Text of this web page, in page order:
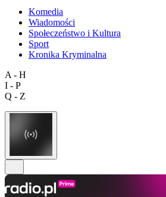
Komedia
Wiadomości
Społeczeństwo i Kultura
Sport
Kronika Kryminalna
A - H
I - P
Q - Z